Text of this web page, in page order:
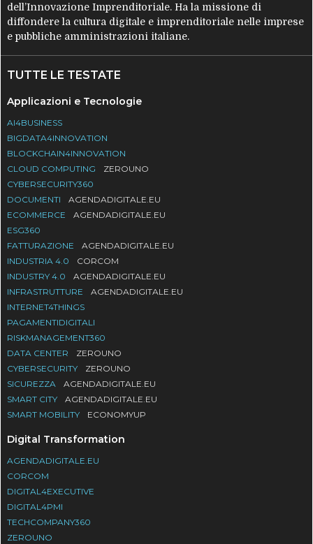
dell’Innovazione Imprenditoriale. Ha la missione di
diffondere la cultura digitale e imprenditoriale nelle imprese
e pubbliche amministrazioni italiane.
TUTTE LE TESTATE
Applicazioni e Tecnologie
AI4BUSINESS
BIGDATA4INNOVATION
BLOCKCHAIN4INNOVATION
CLOUD COMPUTING
ZEROUNO
CYBERSECURITY360
DOCUMENTI
AGENDADIGITALE.EU
ECOMMERCE
AGENDADIGITALE.EU
ESG360
FATTURAZIONE
AGENDADIGITALE.EU
INDUSTRIA 4.0
CORCOM
INDUSTRY 4.0
AGENDADIGITALE.EU
INFRASTRUTTURE
AGENDADIGITALE.EU
INTERNET4THINGS
PAGAMENTIDIGITALI
RISKMANAGEMENT360
DATA CENTER
ZEROUNO
CYBERSECURITY
ZEROUNO
SICUREZZA
AGENDADIGITALE.EU
SMART CITY
AGENDADIGITALE.EU
SMART MOBILITY
ECONOMYUP
Digital Transformation
AGENDADIGITALE.EU
CORCOM
DIGITAL4EXECUTIVE
DIGITAL4PMI
TECHCOMPANY360
ZEROUNO